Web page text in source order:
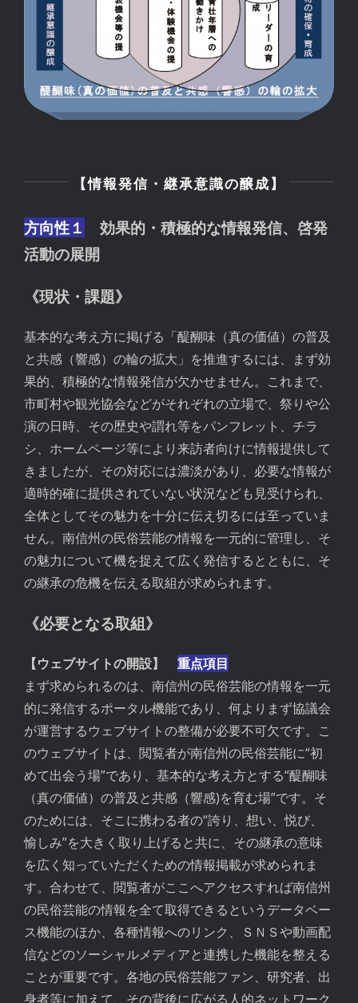
【情報発信・継承意識の醸成】
方向性１
効果的・積極的な情報発信、啓発
活動の展開
《現状・課題》
基本的な考え方に掲げる「醍醐味（真の価値）の普及
と共感（響感）の輪の拡大」を推進するには、まず効
果的、積極的な情報発信が欠かせません。これまで、
市町村や観光協会などがそれぞれの立場で、祭りや公
演の日時、その歴史や謂れ等をパンフレット、チラ
シ、ホームページ等により来訪者向けに情報提供して
きましたが、その対応には濃淡があり、必要な情報が
適時的確に提供されていない状況なども見受けられ、
全体としてその魅力を十分に伝え切るには至っていま
せん。南信州の民俗芸能の情報を一元的に管理し、そ
の魅力について機を捉えて広く発信するとともに、そ
の継承の危機を伝える取組が求められます。
《必要となる取組》
【ウェブサイトの開設】 重点項目
まず求められるのは、南信州の民俗芸能の情報を一元
的に発信するポータル機能であり、何よりまず協議会
が運営するウェブサイトの整備が必要不可欠です。こ
のウェブサイトは、閲覧者が南信州の民俗芸能に“初
めて出会う場”であり、基本的な考え方とする“醍醐味
（真の価値）の普及と共感（響感)を育む場”です。そ
のためには、そこに携わる者の“誇り、想い、悦び、
愉しみ”を大きく取り上げると共に、その継承の意味
を広く知っていただくための情報掲載が求められま
す。合わせて、閲覧者がここへアクセスすれば南信州
の民俗芸能の情報を全て取得できるというデータベー
ス機能のほか、各種情報へのリンク、ＳＮＳや動画配
信などのソーシャルメディアと連携した機能を整える
ことが重要です。各地の民俗芸能ファン、研究者、出
身者等に加えて、その背後に広がる人的ネットワーク